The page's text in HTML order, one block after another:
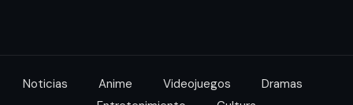
Noticias Anime Videojuegos
Dramas